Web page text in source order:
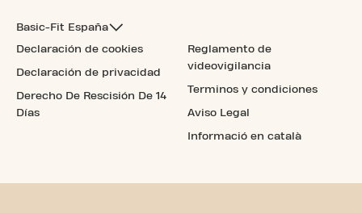
Basic-Fit España
Declaración de cookies
Declaración de privacidad
Derecho De Rescisión De 14
Días
Reglamento de
videovigilancia
Terminos y condiciones
Aviso Legal
Informació en català